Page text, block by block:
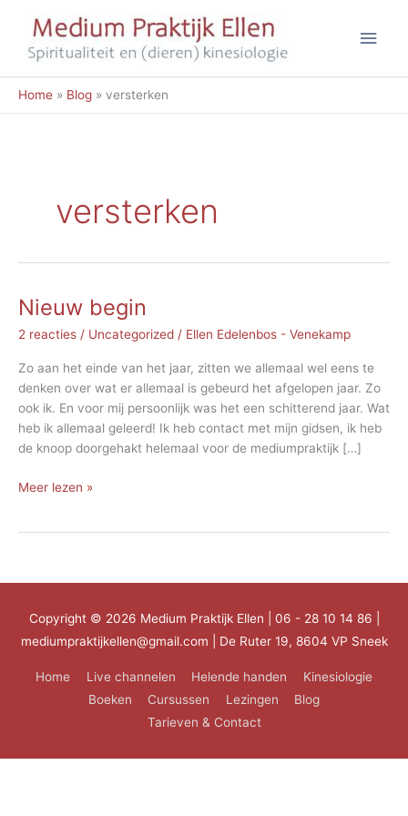
Home Blog versterken
versterken
Nieuw begin
2 reacties / Uncategorized / Ellen Edelenbos - Venekamp
Zo aan het einde van het jaar, zitten we allemaal wel eens te
denken over wat er allemaal is gebeurd het afgelopen jaar. Zo
ook ik. En voor mij persoonlijk was het een schitterend jaar. Wat
heb ik allemaal geleerd! Ik heb contact met mijn gidsen, ik heb
de knoop doorgehakt helemaal voor de mediumpraktijk […]
Nieuw
Meer lezen »
Copyright © 2026 Medium Praktijk Ellen | 06 - 28 10 14 86 |
mediumpraktijkellen@gmail.com | De Ruter 19, 8604 VP Sneek
Home Live channelen Helende handen
Kinesiologie
Boeken
Cursussen Lezingen
Blog
Tarieven & Contact